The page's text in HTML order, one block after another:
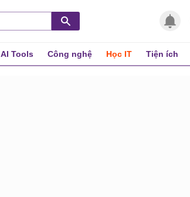
AI Tools Công nghệ Học IT Tiện ích